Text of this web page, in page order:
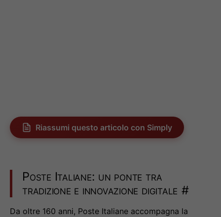
Riassumi questo articolo con Simply
Poste Italiane: un ponte tra
tradizione e innovazione digitale #
Da oltre 160 anni, Poste Italiane accompagna la